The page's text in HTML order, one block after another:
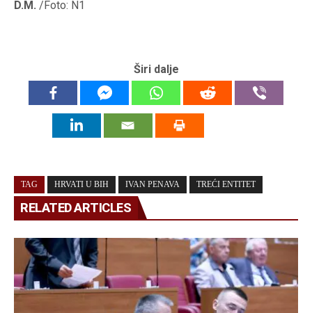
D.M. /Foto: N1
Širi dalje
TAG HRVATI U BIH IVAN PENAVA TREĆI ENTITET
RELATED ARTICLES